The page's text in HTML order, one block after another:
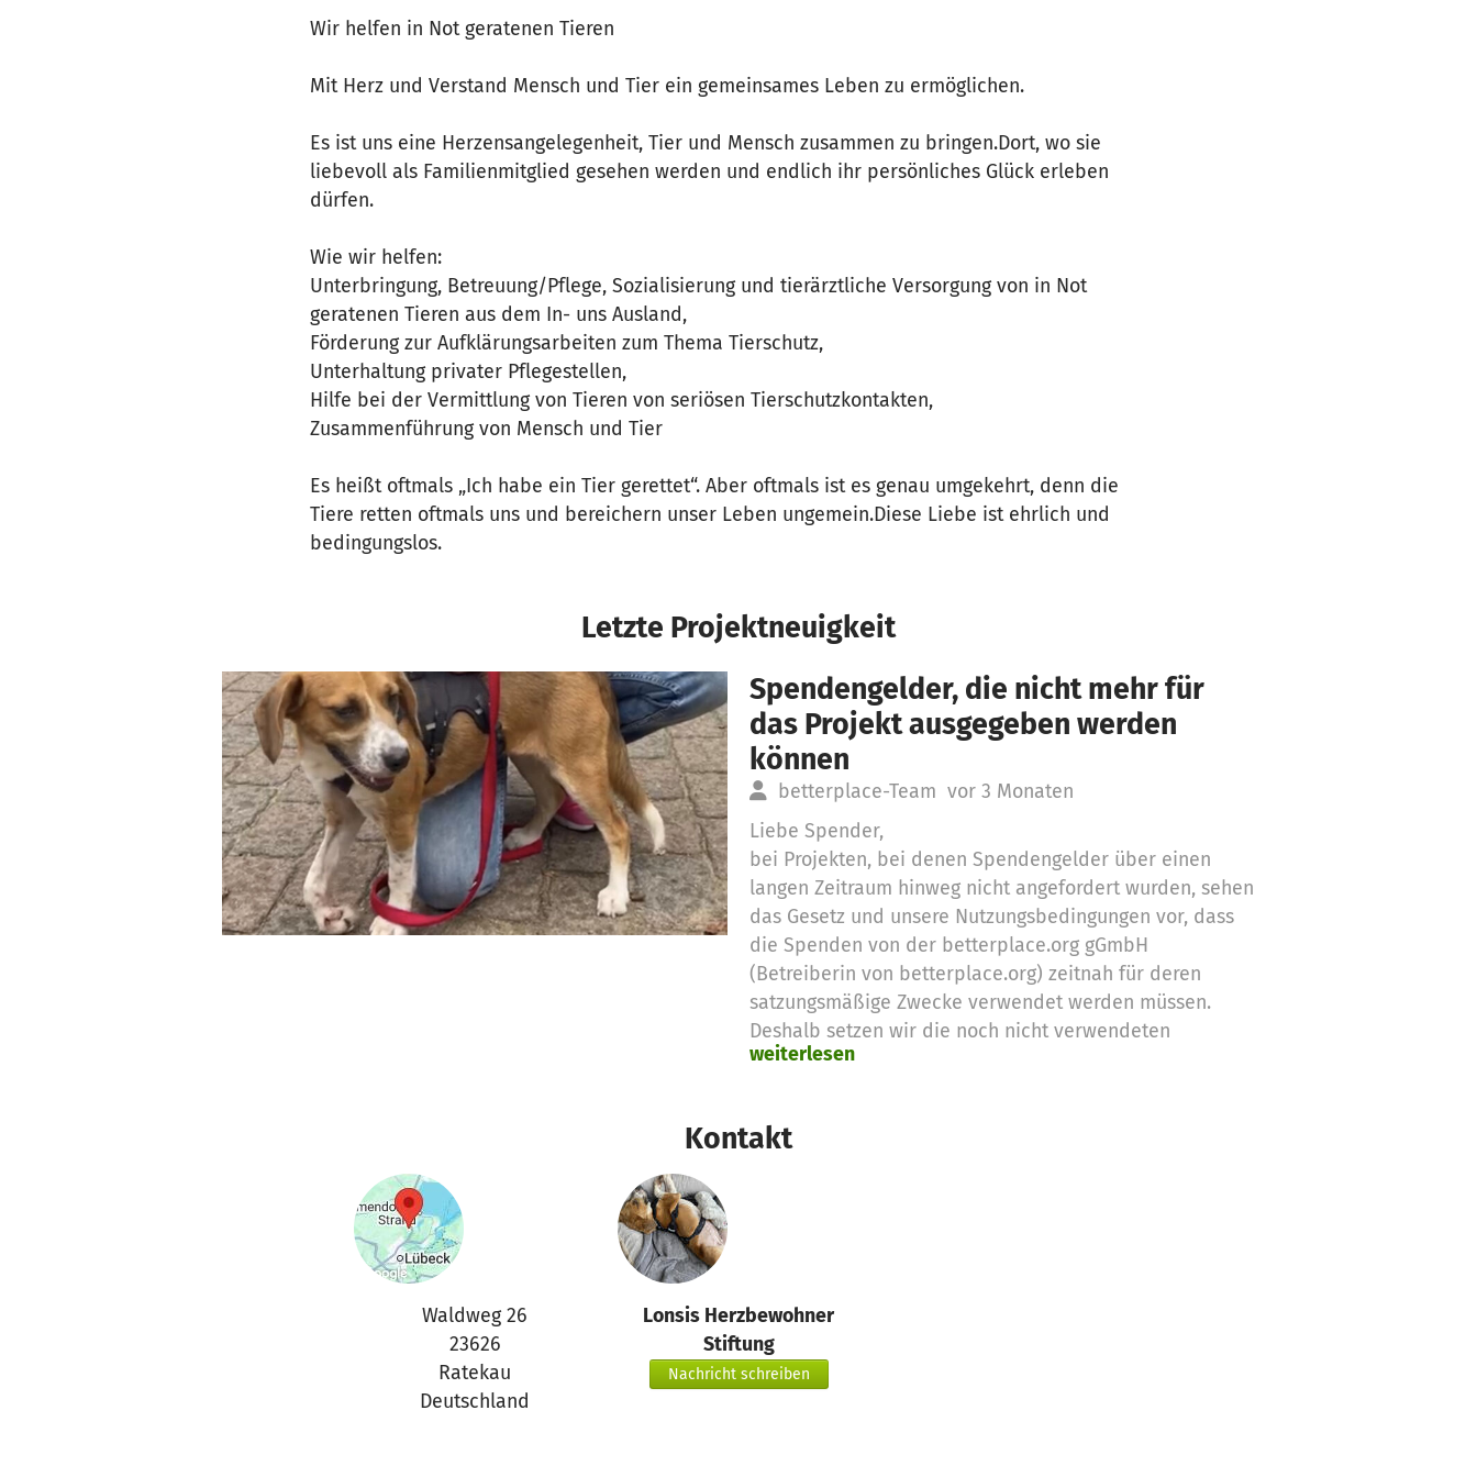
Wir helfen in Not geratenen Tieren
Mit Herz und Verstand Mensch und Tier ein gemeinsames Leben zu ermöglichen.
Es ist uns eine Herzensangelegenheit, Tier und Mensch zusammen zu bringen.Dort, wo sie
liebevoll als Familienmitglied gesehen werden und endlich ihr persönliches Glück erleben
dürfen.
Wie wir helfen:
Unterbringung, Betreuung/Pflege, Sozialisierung und tierärztliche Versorgung von in Not
geratenen Tieren aus dem In- uns Ausland,
Förderung zur Aufklärungsarbeiten zum Thema Tierschutz,
Unterhaltung privater Pflegestellen,
Hilfe bei der Vermittlung von Tieren von seriösen Tierschutzkontakten,
Zusammenführung von Mensch und Tier
Es heißt oftmals „Ich habe ein Tier gerettet“. Aber oftmals ist es genau umgekehrt, denn die
Tiere retten oftmals uns und bereichern unser Leben ungemein.Diese Liebe ist ehrlich und
bedingungslos.
Letzte Projektneuigkeit
Spendengelder, die nicht mehr für
das Projekt ausgegeben werden
können
betterplace-Team vor 3 Monaten
Liebe Spender,
bei Projekten, bei denen Spendengelder über einen
langen Zeitraum hinweg nicht angefordert wurden, sehen
das Gesetz und unsere Nutzungsbedingungen vor, dass
die Spenden von der betterplace.org gGmbH
(Betreiberin von betterplace.org) zeitnah für deren
satzungsmäßige Zwecke verwendet werden müssen.
Deshalb setzen wir die noch nicht verwendeten
Spendengelder für diese Zwecke ein
weiterlesen
Kontakt
Waldweg 26
23626
Ratekau
Deutschland
Lonsis Herzbewohner
Stiftung
Nachricht schreiben